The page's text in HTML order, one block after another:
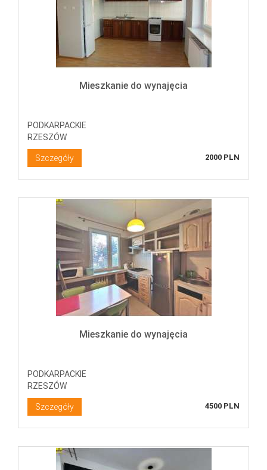
Mieszkanie do wynajęcia
PODKARPACKIE
RZESZÓW
Szczegóły 2000 PLN
Mieszkanie do wynajęcia
PODKARPACKIE
RZESZÓW
Szczegóły 4500 PLN